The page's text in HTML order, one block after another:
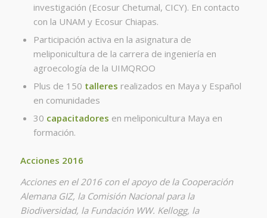
investigación (Ecosur Chetumal, CICY). En contacto
con la UNAM y Ecosur Chiapas.
Participación activa en la asignatura de
meliponicultura de la carrera de ingeniería en
agroecología de la UIMQROO
Plus de 150 talleres realizados en Maya y Español
en comunidades
30 capacitadores en meliponicultura Maya en
formación.
Acciones 2016
Acciones en el 2016 con el apoyo de la Cooperación
Alemana GIZ, la Comisión Nacional para la
Biodiversidad, la Fundación WW. Kellogg, la